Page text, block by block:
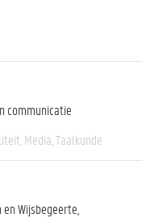
communicatie
Media Taalkunde
Wijsbegeerte